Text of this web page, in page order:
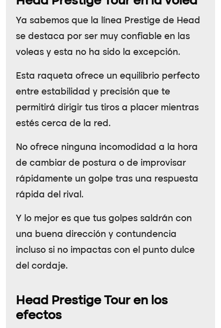
Ya sabemos que la línea Prestige de Head
se destaca por ser muy confiable en las
voleas y esta no ha sido la excepción.
Esta raqueta ofrece un equilibrio perfecto
entre estabilidad y precisión que te
permitirá dirigir tus tiros a placer mientras
estés cerca de la red.
No ofrece ninguna incomodidad a la hora
de cambiar de postura o de improvisar
rápidamente un golpe tras una respuesta
rápida del rival.
Y lo mejor es que tus golpes saldrán con
una buena dirección y contundencia
incluso si no impactas con el punto dulce
del cordaje.
Head Prestige Tour en los
efectos